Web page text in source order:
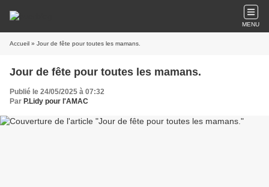
MENU
Accueil » Jour de fête pour toutes les mamans.
Jour de fête pour toutes les mamans.
Publié le 24/05/2025 à 07:32
Par P.Lidy pour l'AMAC